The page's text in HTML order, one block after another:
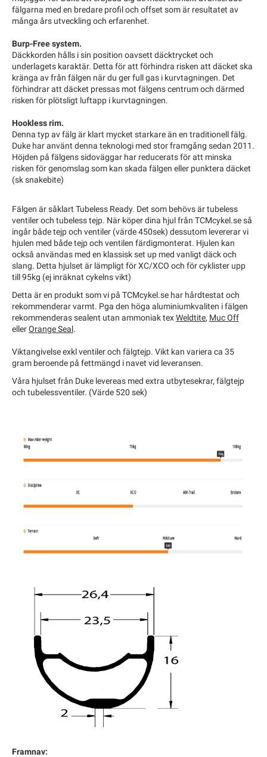
fälgarna med en bredare profil och offset som är resultatet av
många års utveckling och erfarenhet.
Burp-Free system.
Däckkorden hålls i sin position oavsett däcktrycket och
underlagets karaktär. Detta för att förhindra risken att däcket ska
kränga av från fälgen när du ger full gas i kurvtagningen. Det
förhindrar att däcket pressas mot fälgens centrum och därmed
risken för plötsligt luftapp i kurvtagningen.
Hookless rim.
Denna typ av fälg är klart mycket starkare än en traditionell fälg.
Duke har använt denna teknologi med stor framgång sedan 2011.
Höjden på fälgens sidoväggar har reducerats för att minska
risken för genomslag som kan skada fälgen eller punktera däcket
(sk snakebite)
Fälgen är såklart Tubeless Ready. Det som behövs är tubeless
ventiler och tubeless tejp. När köper dina hjul från TCMcykel.se så
ingår både tejp och ventiler (värde 450sek) dessutom levererar vi
hjulen med både tejp och ventilen färdigmonterat. Hjulen kan
också användas med en klassisk set up med vanligt däck och
slang. Detta hjulset är lämpligt för XC/XCO och för cyklister upp
till 95kg (ej inräknat cykelns vikt)
Detta är en produkt som vi på TCMcykel.se har hårdtestat och
rekommenderar varmt. Pga den höga aluminiumkvaliten i fälgen
rekommenderas sealent utan ammoniak texWeldtite, Muc Off
ellerOrange Seal.
Viktangivelse exkl ventiler och fälgtejp. Vikt kan variera ca 35
gram beroende på fettmängd i navet vid leveransen.
Våra hjulset från Duke levereas med extra utbytesekrar, fälgtejp
och tubelessventiler. (Värde 520 sek)
Framnav: